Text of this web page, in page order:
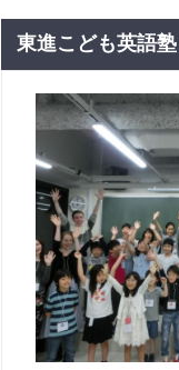
東進こども英語